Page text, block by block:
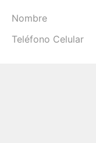
Nombre
Teléfono Celular